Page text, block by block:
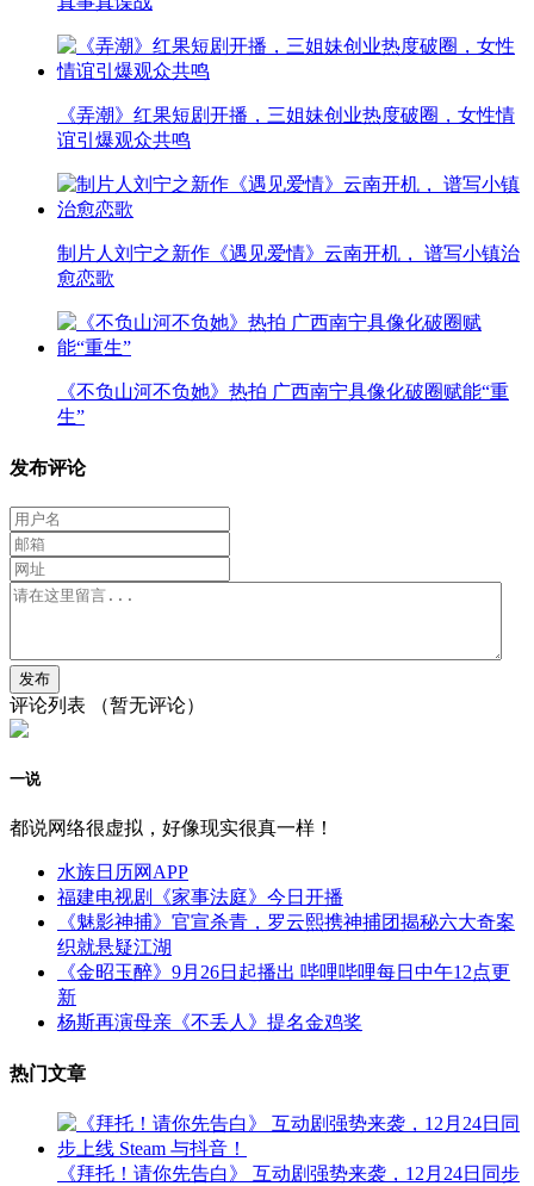
《弄潮》红果短剧开播，三姐妹创业热度破圈，女性情
谊引爆观众共鸣
制片人刘宁之新作《遇见爱情》云南开机， 谱写小镇治
愈恋歌
《不负山河不负她》热拍 广西南宁具像化破圈赋能“重
生”
发布评论
评论列表 （暂无评论）
一说
都说网络很虚拟，好像现实很真一样！
水族日历网APP
福建电视剧《家事法庭》今日开播
《魅影神捕》官宣杀青，罗云熙携神捕团揭秘六大奇案
织就悬疑江湖
《金昭玉醉》9月26日起播出 哔哩哔哩每日中午12点更
新
杨斯再演母亲《不丢人》提名金鸡奖
热门文章
《拜托！请你先告白》 互动剧强势来袭，12月24日同步